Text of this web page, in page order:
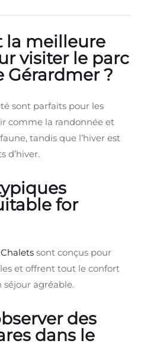
la meilleure
visiter le parc
Gérardmer ?
sont parfaits pour les
comme la randonnée et
tandis que l’hiver est
d’hiver.
for
sont conçus pour
et offrent tout le confort
séjour agréable.
des
dans le